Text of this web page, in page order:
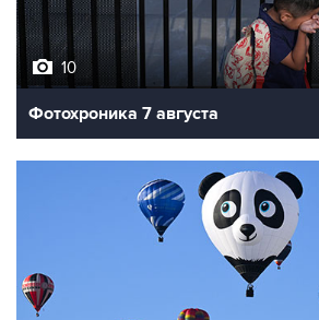
10
Фотохроника 7 августа